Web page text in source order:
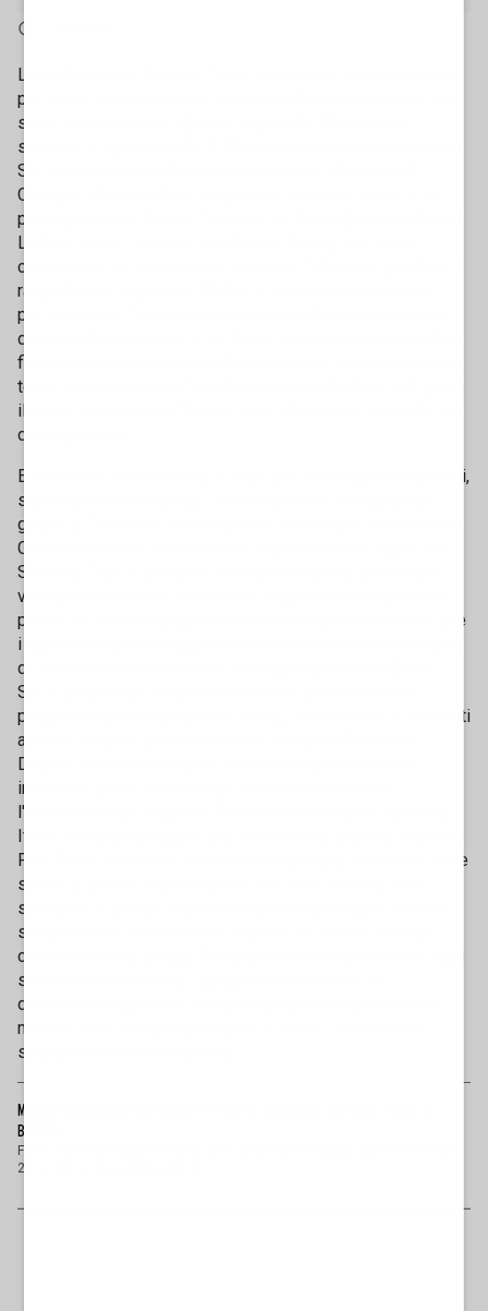
La leadership di Antonio Tajani, così come la collocazione
politica di Forza Italia, nel perimetro del centrodestra, non
sono in discussione. Questo, apprende l'Adnkronos,
sarebbe il ragionamento di Marina Berlusconiin queste ore.
Sul pranzo di venerdì scorso nella sede Mediaset di
Cologno Monzese tra il segretario nazionale azzurro, la
primogenita del Cav e il fratello Pier Silvio (presenti Gianni
Letta e l'ad di Fininvest spa, Danilo Pellegrino) sono
circolate varie ricostruzioni relative al futuro del partito e il
rapporto con il governo Meloni in vista delle prossime
politiche. Voci forse alimentate e amplificate anche dalla
durata della colazione, oltre 4 ore, un vero e proprio vertice
fiume, dove certamente la discussione si è dipanata su più
temi, in maniera approfondita, con un confronto a 360 gradi,
il primo dopo la sconfitta del sì al referendum sulla riforma
della giustizia.
E' circolata, in particolare, la voce che la famiglia Berlusconi,
soprattutto alla luce degli avvicendamenti alla guida dei
gruppi di Camera e Senato (con la nomina del liberal Enrico
Costa al posto di Paolo Barelli, fedelissimo di Tajani, e di
Stefania Craxi al posto di Maurizio Gasparri), d'ora in poi
vorrebbe far sentire il suo peso negli interna corporis del
partito. Al punto che qualcuno è arrivato a scommettere che
i figli dell'ex premier guarderebbero con favore alla nascita
di un nuovo centro intorno alla sindaca di Genova Silvia
Salis, strizzando l'occhio alla sinistra più moderata e
progressista. Non è passato, infatti, inosservato in ambienti
azzurri l'articolo pubblicato sulla 'Verità' da Paolo Del
Debbio, volto storico delle tv Mediaset, considerato
interprete di chi non avrebbe visto di buon occhio
l'attivismo degli eredi del Cavaliere in politica e su Forza
Italia. In realtà, spiegano qualificate fonte azzurre, Marina e
Pier Silvio non hanno nessuna intenzione di interferire nelle
scelte di partito, imponendo la loro linea politica, né di
scendere in campo. Nessuna ingerenza, dunque. Semmai,
si tratterebbe solo di moral suasion sui temi a loro cari,
come il fine vita (e oggi Costa avrebbe annunciato che ogni
settimana convocherà il gruppo per discutere su
determinati argomenti, iniziando proprio da questo tema,
mentre Craxi intende riprendere in mano il dossier sul
suicidio assistito al Senato).
MARINA BERLUSCONI VEDE CIRIO E FRENA SUI CONGRESSI. COSTA AL POSTO DI
BARELLI
Forza Italia volta pagina anche alla Camera dei Deputati. Questa sera alle
20 si riunirà l’assemblea del gr...